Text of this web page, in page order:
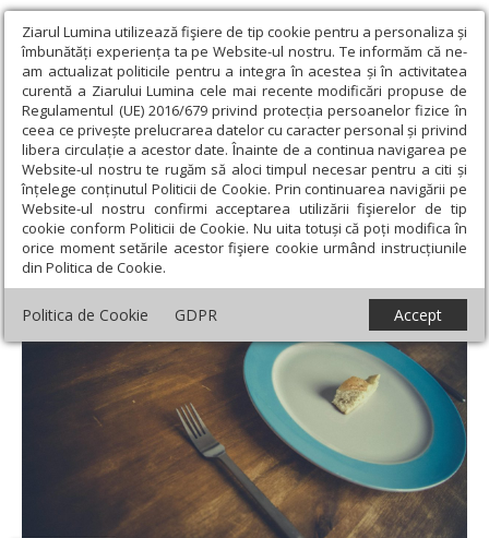
Ziarul Lumina utilizează fişiere de tip cookie pentru a personaliza și
îmbunătăți experiența ta pe Website-ul nostru. Te informăm că ne-
am actualizat politicile pentru a integra în acestea și în activitatea
curentă a Ziarului Lumina cele mai recente modificări propuse de
Regulamentul (UE) 2016/679 privind protecția persoanelor fizice în
ceea ce privește prelucrarea datelor cu caracter personal și privind
libera circulație a acestor date. Înainte de a continua navigarea pe
Website-ul nostru te rugăm să aloci timpul necesar pentru a citi și
înțelege conținutul Politicii de Cookie. Prin continuarea navigării pe
Website-ul nostru confirmi acceptarea utilizării fişierelor de tip
cookie conform Politicii de Cookie. Nu uita totuși că poți modifica în
orice moment setările acestor fişiere cookie urmând instrucțiunile
din Politica de Cookie.
Politica de Cookie GDPR Accept
Ziarul Lumina › Societate › Sănătate › Diete care pot dăuna în
caz de psoriazis
Diete care pot dăuna în caz de psoriazis